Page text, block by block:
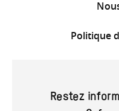
Politique
Restez